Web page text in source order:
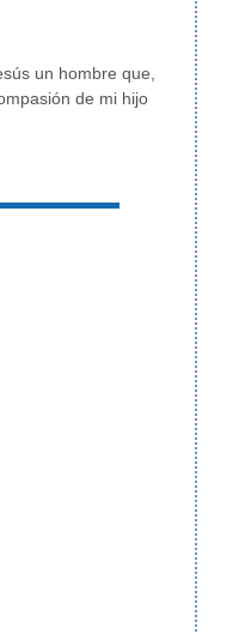
un hombre que,
de mi hijo